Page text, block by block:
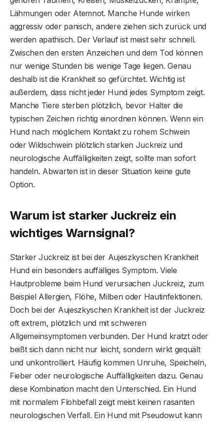
Lähmungen oder Atemnot. Manche Hunde wirken
aggressiv oder panisch, andere ziehen sich zurück und
werden apathisch. Der Verlauf ist meist sehr schnell.
Zwischen den ersten Anzeichen und dem Tod können
nur wenige Stunden bis wenige Tage liegen. Genau
deshalb ist die Krankheit so gefürchtet. Wichtig ist
außerdem, dass nicht jeder Hund jedes Symptom zeigt.
Manche Tiere sterben plötzlich, bevor Halter die
typischen Zeichen richtig einordnen können. Wenn ein
Hund nach möglichem Kontakt zu rohem Schwein
oder Wildschwein plötzlich starken Juckreiz und
neurologische Auffälligkeiten zeigt, sollte man sofort
handeln. Abwarten ist in dieser Situation keine gute
Option.
Warum ist starker Juckreiz ein
wichtiges Warnsignal?
Starker Juckreiz ist bei der Aujeszkyschen Krankheit
Hund ein besonders auffälliges Symptom. Viele
Hautprobleme beim Hund verursachen Juckreiz, zum
Beispiel Allergien, Flöhe, Milben oder Hautinfektionen.
Doch bei der Aujeszkyschen Krankheit ist der Juckreiz
oft extrem, plötzlich und mit schweren
Allgemeinsymptomen verbunden. Der Hund kratzt oder
beißt sich dann nicht nur leicht, sondern wirkt gequält
und unkontrolliert. Häufig kommen Unruhe, Speicheln,
Fieber oder neurologische Auffälligkeiten dazu. Genau
diese Kombination macht den Unterschied. Ein Hund
mit normalem Flohbefall zeigt meist keinen rasanten
neurologischen Verfall. Ein Hund mit Pseudowut kann